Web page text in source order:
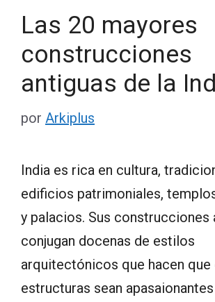
Las 20 mayores
construcciones
antiguas de la
por Arkiplus
India es rica en cultura,
edificios patrimoniales,
y palacios. Sus construcciones
conjugan docenas de estilos
arquitectónicos que hacen que
estructuras sean